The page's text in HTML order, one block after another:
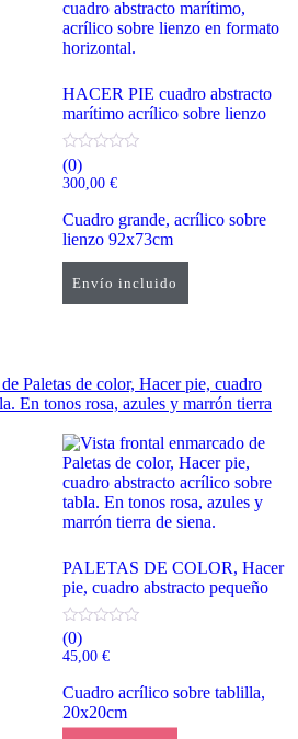
Envío incluido
HACER PIE cuadro abstracto
marítimo acrílico sobre lienzo
(0)
300,00 €
Cuadro grande, acrílico sobre
lienzo 92x73cm
Añadir al carrito
PALETAS DE COLOR, Hacer
pie, cuadro abstracto pequeño
(0)
45,00 €
Cuadro acrílico sobre tablilla,
20x20cm